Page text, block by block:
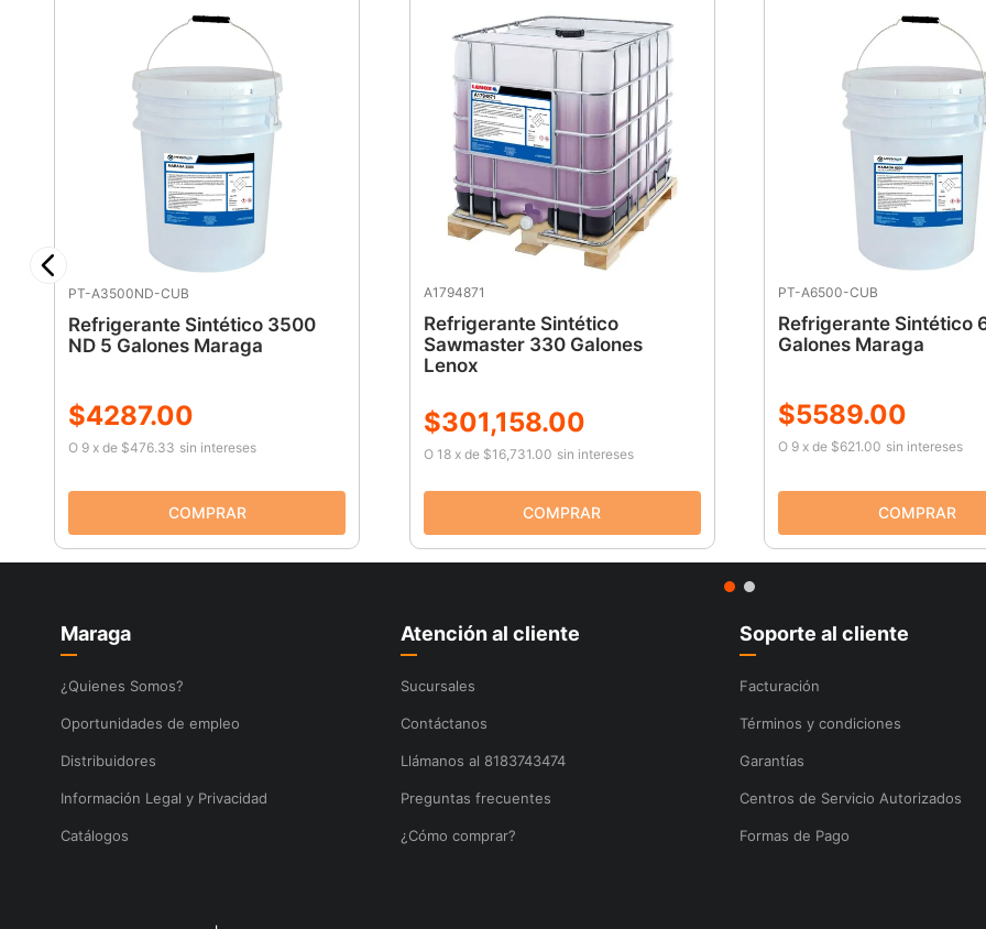
Recomendado para
industrias
trabajo pesado, con
protección contra la
PRESENTACIÓN: 55
PT-A3500ND-CUB
Refrigerante Sintético 3500
ND 5 Galones Maraga
$4287.00
O 9 x de $476.33 sin intereses
A1794871
Refrigerante Sintético
Sawmaster 330 Galones
Lenox
$301,158.00
O 18 xde $16,731.00 sin intereses
PT-A6500-CUB
Refrigerante Sintético
Galones Maraga
$5589.00
O 9 x de $621.00 sin intereses
Maraga
¿Quienes Somos?
Oportunidades de empleo
Distribuidores
Información Legal y Privacidad
Catálogos
Atención al cliente
Sucursales
Contáctanos
Llámanos al 8183743474
Preguntas frecuentes
¿Cómo comprar?
Soporte al cliente
Facturación
Términos y condiciones
Garantías
Centros de Servicio Autorizados
Formas de Pago